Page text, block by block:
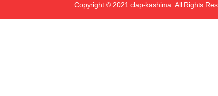
Copyright © 2021 clap-kashima. All Rights